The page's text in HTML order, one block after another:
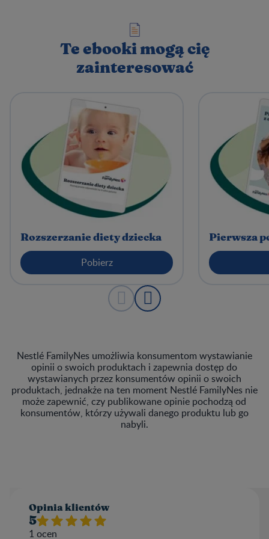
Te ebooki mogą cię
zainteresować
Rozszerzanie diety dziecka
Pobierz
Pierwsza
Nestlé FamilyNes umożliwia konsumentom wystawianie
opinii o swoich produktach i zapewnia dostęp do
wystawianych przez konsumentów opinii o swoich
produktach, jednakże na ten moment Nestlé FamilyNes nie
może zapewnić, czy publikowane opinie pochodzą od
konsumentów, którzy używali danego produktu lub go
nabyli.
Opinia klientów​
5
1 ocen